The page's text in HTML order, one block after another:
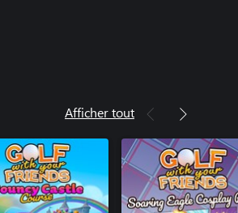
Afficher tout